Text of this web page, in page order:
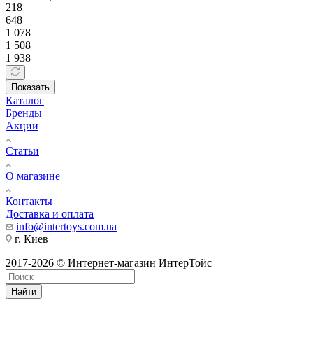
218
648
1 078
1 508
1 938
Показать
Каталог
Бренды
Акции
Статьи
О магазине
Контакты
Доставка и оплата
info@intertoys.com.ua
г. Киев
2017-2026 © Интернет-магазин ИнтерТойс
Найти